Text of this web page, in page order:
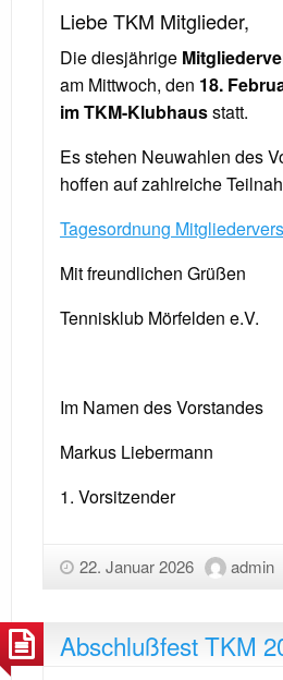
Liebe TKM Mitglieder,
Die diesjährige
am Mittwoch, den 18.
im TKM-Klubhausstatt.
Es stehen Neuwahlen des
hoffen auf zahlreiche
Tagesordnung
Mit freundlichen Grüßen
Tennisklub Mörfelden e.V.
Im Namen des Vorstandes
Markus Liebermann
1. Vorsitzender
22. Januar 2026 admin
Abschlußfest TKM